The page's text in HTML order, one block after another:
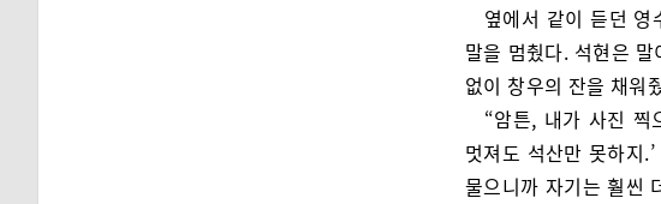
옆에서 같이 듣던
말을 멈췄다. 석현은
없이 창우의 잔을 채워
“암튼, 내가 사진 찍
멋져도 석산만 못하지
물으니까 자기는 훨씬